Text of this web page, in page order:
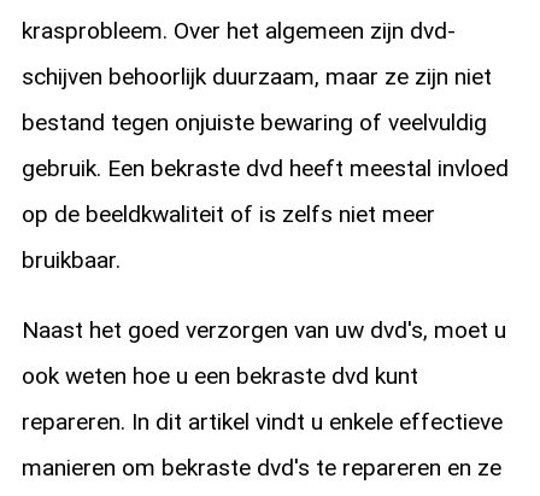
krasprobleem. Over het algemeen zijn dvd-
schijven behoorlijk duurzaam, maar ze zijn niet
bestand tegen onjuiste bewaring of veelvuldig
gebruik. Een bekraste dvd heeft meestal invloed
op de beeldkwaliteit of is zelfs niet meer
bruikbaar.
Naast het goed verzorgen van uw dvd's, moet u
ook weten hoe u een bekraste dvd kunt
repareren. In dit artikel vindt u enkele effectieve
manieren om bekraste dvd's te repareren en ze